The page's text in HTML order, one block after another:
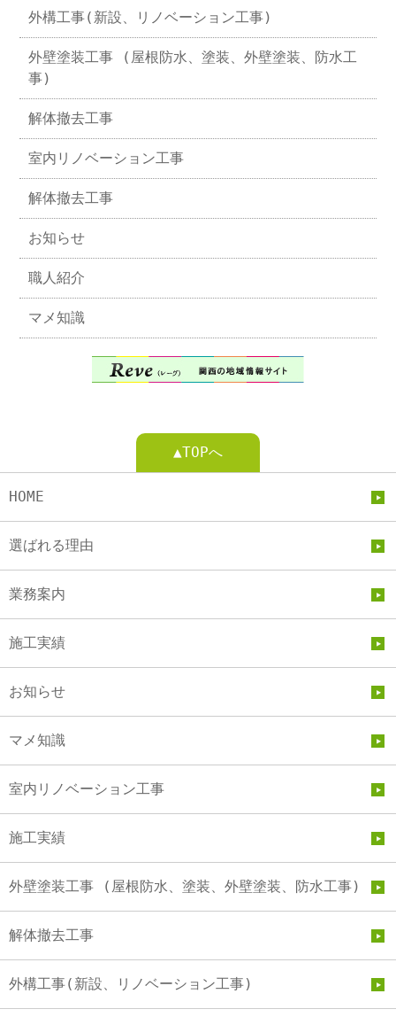
外構工事(新設、リノベーション工事)
外壁塗装工事 (屋根防水、塗装、外壁塗装、防水工
事)
解体撤去工事
室内リノベーション工事
解体撤去工事
お知らせ
職人紹介
マメ知識
▲TOPへ
HOME
選ばれる理由
業務案内
施工実績
お知らせ
マメ知識
室内リノベーション工事
施工実績
外壁塗装工事 (屋根防水、塗装、外壁塗装、防水工事)
解体撤去工事
外構工事(新設、リノベーション工事)